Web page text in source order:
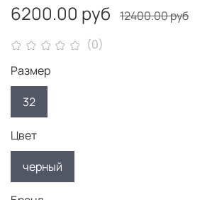
(0)
6200.00 руб 12400.00 руб
Размер
32
Цвет
черный